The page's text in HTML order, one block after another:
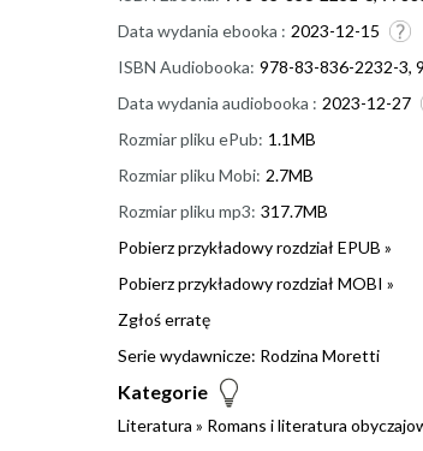
Data wydania ebooka : 2023-12-15
ISBN Audiobooka: 978-83-836-2232-3,
Data wydania audiobooka : 2023-12-27
Rozmiar pliku ePub: 1.1MB
Rozmiar pliku Mobi: 2.7MB
Rozmiar pliku mp3: 317.7MB
Pobierz przykładowy rozdział EPUB »
Pobierz przykładowy rozdział MOBI »
Zgłoś erratę
Serie wydawnicze: Rodzina Moretti
Kategorie
Literatura » Romans i literatura